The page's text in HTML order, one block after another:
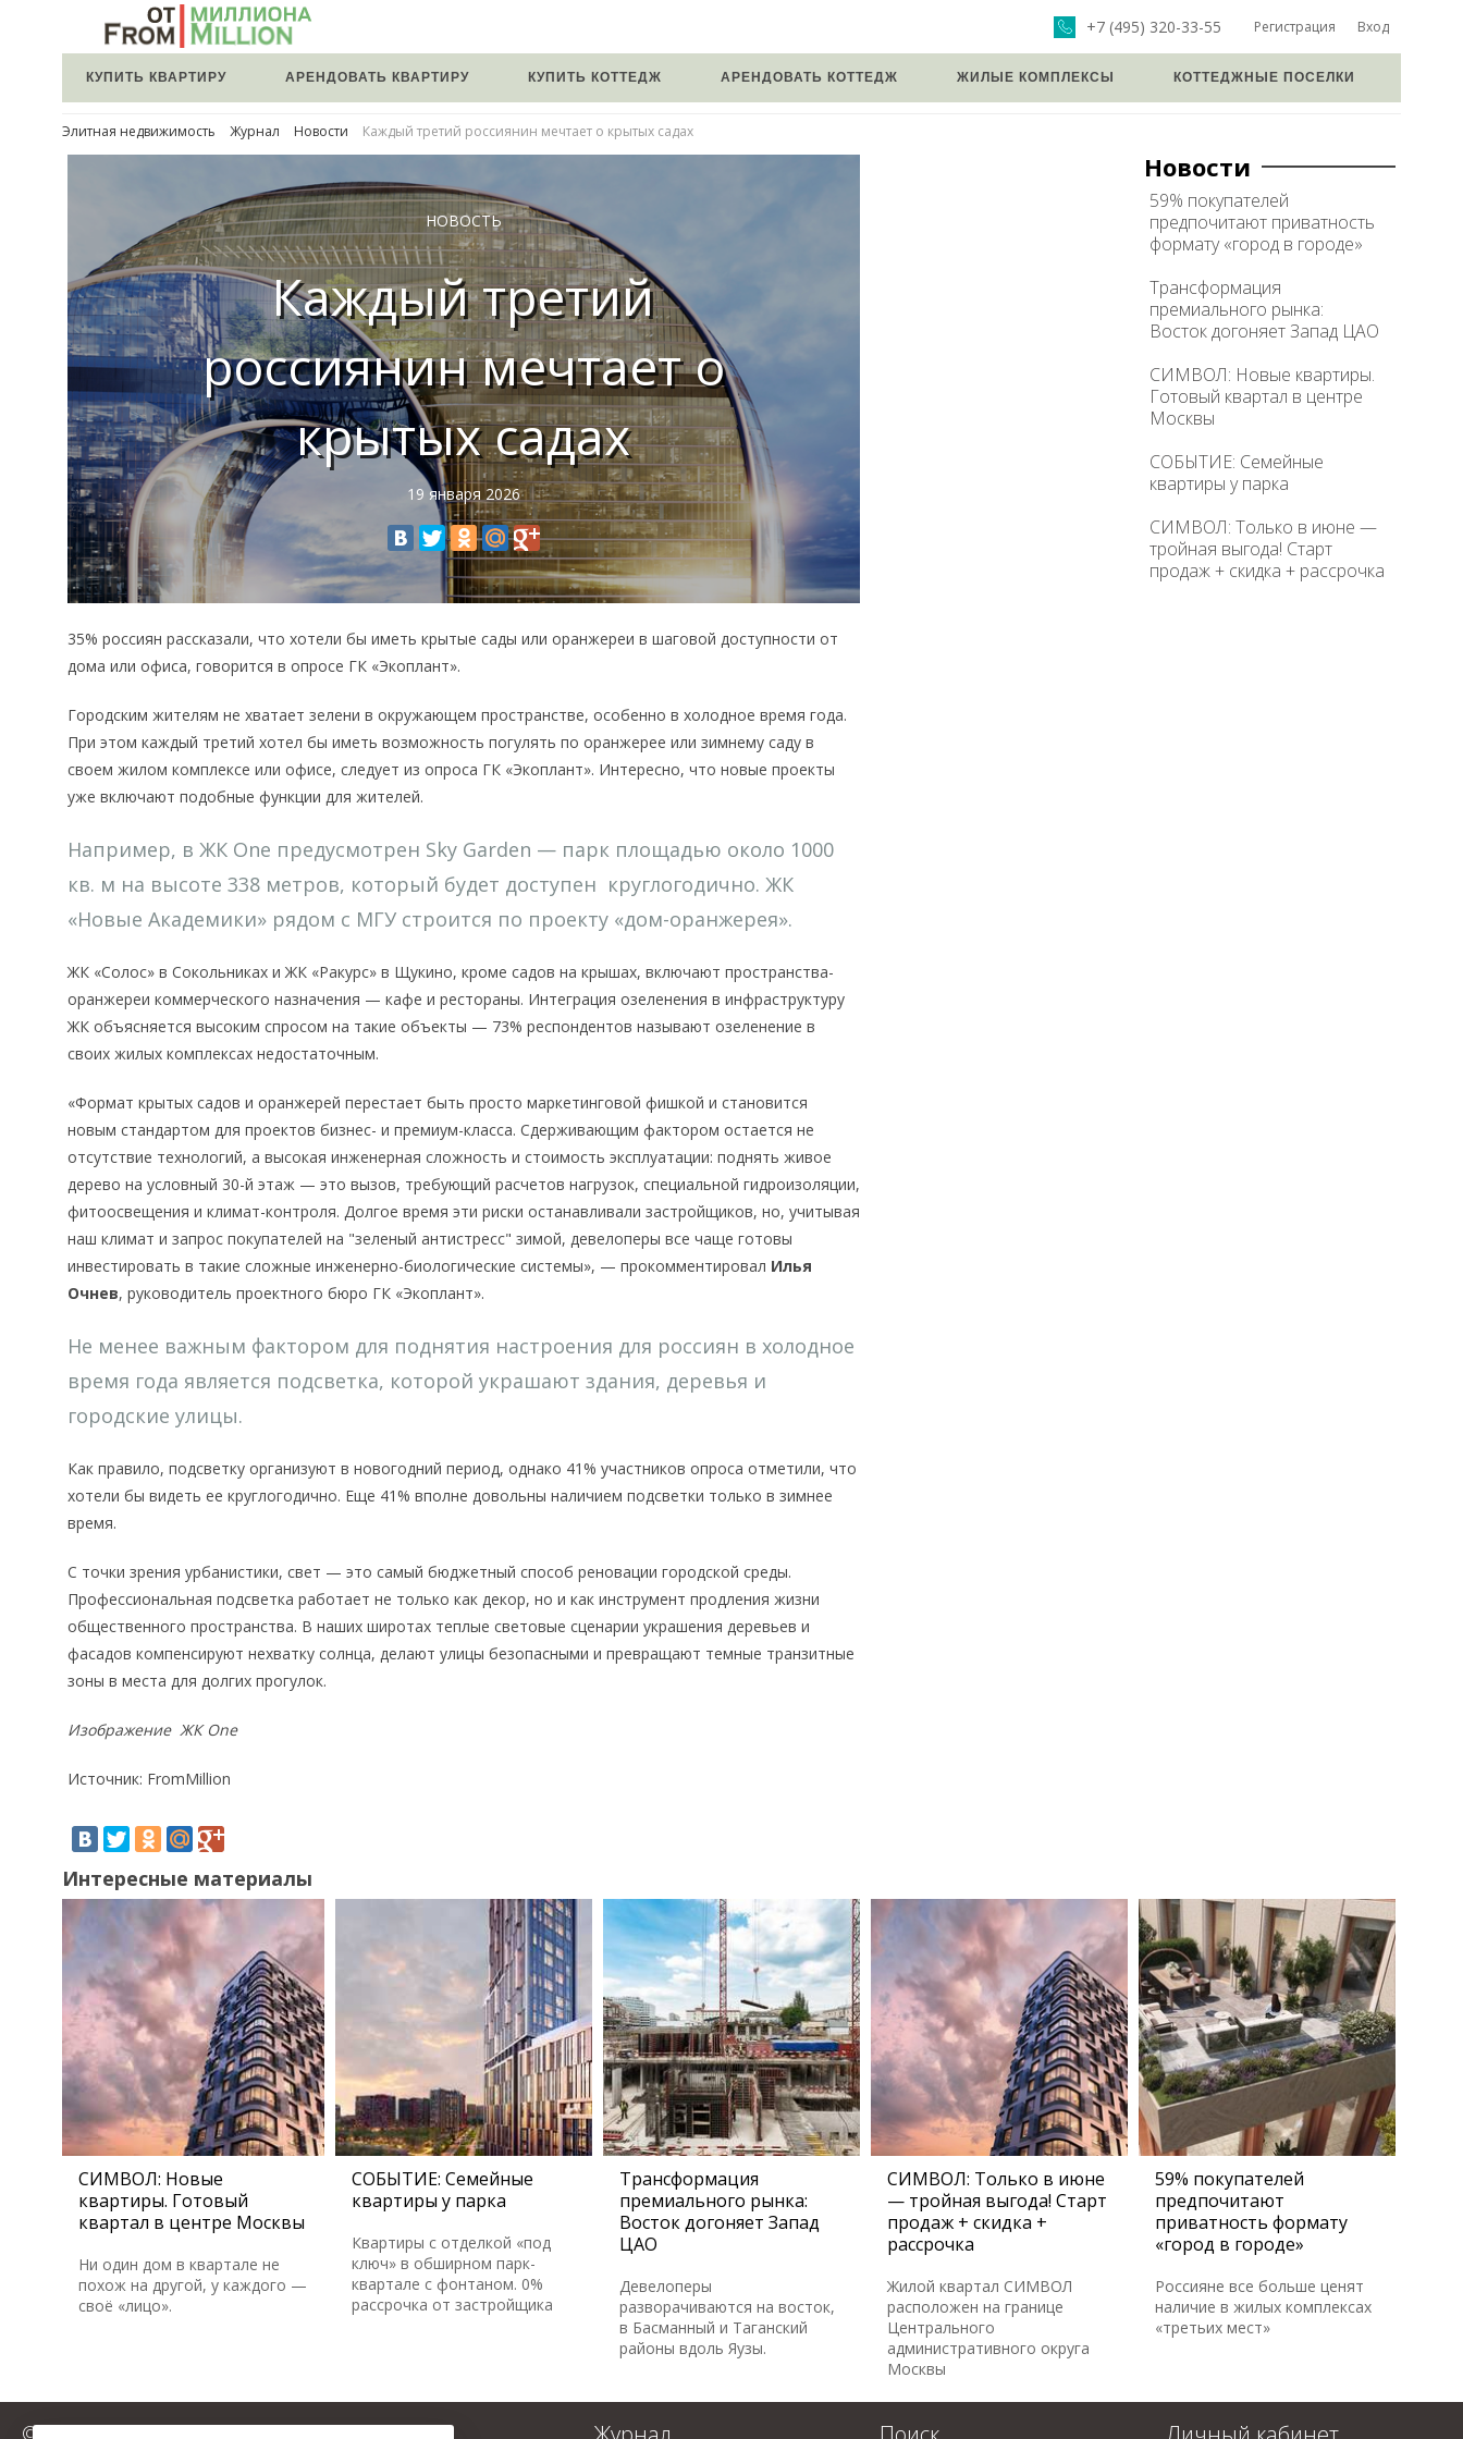
Регистрация Вход
+7 (495) 320-33-55
КУПИТЬ КВАРТИРУ АРЕНДОВАТЬ КВАРТИРУ КУПИТЬ КОТТЕДЖ АРЕНДОВАТЬ КОТТЕДЖ ЖИЛЫЕ КОМПЛЕКСЫ КОТТЕДЖНЫЕ ПОСЕЛКИ
Элитная недвижимость Журнал Новости Каждый третий россиянин мечтает о крытых садах
НОВОСТЬ
Каждый третий
россиянин мечтает о
крытых садах
19 января 2026
35% россиян рассказали, что хотели бы иметь крытые сады или оранжереи в шаговой доступности от
дома или офиса, говорится в опросе ГК «Экоплант».
Городским жителям не хватает зелени в окружающем пространстве, особенно в холодное время года.
При этом каждый третий хотел бы иметь возможность погулять по оранжерее или зимнему саду в
своем жилом комплексе или офисе, следует из опроса ГК «Экоплант». Интересно, что новые проекты
уже включают подобные функции для жителей.
Например, в ЖК One предусмотрен Sky Garden — парк площадью около 1000
кв. м на высоте 338 метров, который будет доступен круглогодично. ЖК
«Новые Академики» рядом с МГУ строится по проекту «дом-оранжерея».
ЖК «Солос» в Сокольниках и ЖК «Ракурс» в Щукино, кроме садов на крышах, включают пространства-
оранжереи коммерческого назначения — кафе и рестораны. Интеграция озеленения в инфраструктуру
ЖК объясняется высоким спросом на такие объекты — 73% респондентов называют озеленение в
своих жилых комплексах недостаточным.
«Формат крытых садов и оранжерей перестает быть просто маркетинговой фишкой и становится
новым стандартом для проектов бизнес- и премиум-класса. Сдерживающим фактором остается не
отсутствие технологий, а высокая инженерная сложность и стоимость эксплуатации: поднять живое
дерево на условный 30-й этаж — это вызов, требующий расчетов нагрузок, специальной гидроизоляции,
фитоосвещения и климат-контроля. Долгое время эти риски останавливали застройщиков, но, учитывая
наш климат и запрос покупателей на "зеленый антистресс" зимой, девелоперы все чаще готовы
инвестировать в такие сложные инженерно-биологические системы», — прокомментировал Илья
Очнев, руководитель проектного бюро ГК «Экоплант».
Не менее важным фактором для поднятия настроения для россиян в холодное
время года является подсветка, которой украшают здания, деревья и
городские улицы.
Как правило, подсветку организуют в новогодний период, однако 41% участников опроса отметили, что
хотели бы видеть ее круглогодично. Еще 41% вполне довольны наличием подсветки только в зимнее
время.
С точки зрения урбанистики, свет — это самый бюджетный способ реновации городской среды.
Профессиональная подсветка работает не только как декор, но и как инструмент продления жизни
общественного пространства. В наших широтах теплые световые сценарии украшения деревьев и
фасадов компенсируют нехватку солнца, делают улицы безопасными и превращают темные транзитные
зоны в места для долгих прогулок.
Изображение ЖК One
Источник: FromMillion
Новости
59% покупателей
предпочитают приватность
формату «город в городе»
Трансформация
премиального рынка:
Восток догоняет Запад ЦАО
СИМВОЛ: Новые квартиры.
Готовый квартал в центре
Москвы
СОБЫТИЕ: Семейные
квартиры у парка
СИМВОЛ: Только в июне —
тройная выгода! Старт
продаж + скидка + рассрочка
Интересные материалы
СИМВОЛ: Новые
квартиры. Готовый
квартал в центре Москвы
Ни один дом в квартале не
похож на другой, у каждого —
своё «лицо».
СОБЫТИЕ: Семейные
квартиры у парка
Квартиры с отделкой «под
ключ» в обширном парк-
квартале с фонтаном. 0%
рассрочка от застройщика
Трансформация
премиального рынка:
Восток догоняет Запад
ЦАО
Девелоперы
разворачиваются на восток,
в Басманный и Таганский
районы вдоль Яузы.
СИМВОЛ: Только в июне
— тройная выгода! Старт
продаж + скидка +
рассрочка
Жилой квартал СИМВОЛ
расположен на границе
Центрального
административного округа
Москвы
59% покупателей
предпочитают
приватность формату
«город в городе»
Россияне все больше ценят
наличие в жилых комплексах
«третьих мест»
© 2025 FromMillion.ru